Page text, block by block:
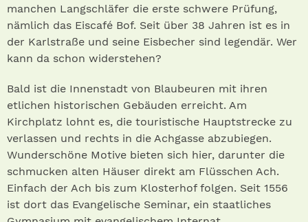
manchen Langschläfer die erste schwere Prüfung,
nämlich das Eiscafé Bof. Seit über 38 Jahren ist es in
der Karlstraße und seine Eisbecher sind legendär. Wer
kann da schon widerstehen?
Bald ist die Innenstadt von Blaubeuren mit ihren
etlichen historischen Gebäuden erreicht. Am
Kirchplatz lohnt es, die touristische Hauptstrecke zu
verlassen und rechts in die Achgasse abzubiegen.
Wunderschöne Motive bieten sich hier, darunter die
schmucken alten Häuser direkt am Flüsschen Ach.
Einfach der Ach bis zum Klosterhof folgen. Seit 1556
ist dort das Evangelische Seminar, ein staatliches